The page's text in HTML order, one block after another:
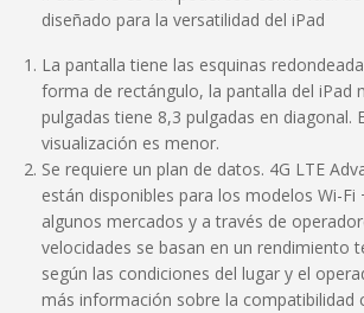
diseñado para la versatilidad del iPad
La pantalla tiene las esquinas
forma de rectángulo, la pantalla del iPad
pulgadas tiene 8,3 pulgadas en diagonal.
visualización es menor.
Se requiere un plan de datos. 4G LTE
están disponibles para los modelos Wi-Fi
algunos mercados y a través de
velocidades se basan en un rendimiento
según las condiciones del lugar y el
más información sobre la compatibilidad